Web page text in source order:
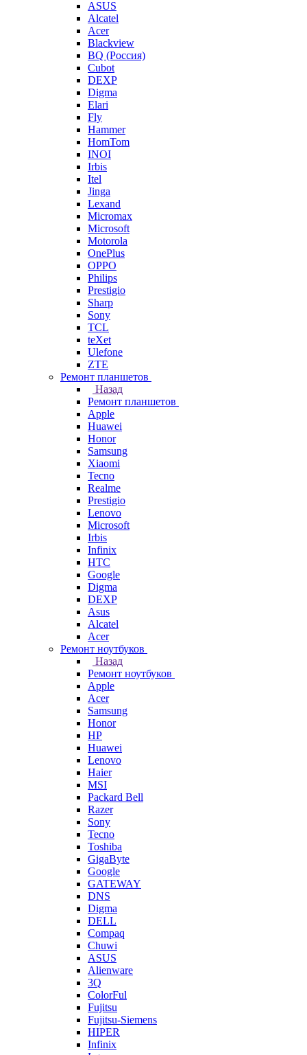
ASUS
Alcatel
Acer
Blackview
BQ (Россия)
Cubot
DEXP
Digma
Elari
Fly
Hammer
HomTom
INOI
Irbis
Itel
Jinga
Lexand
Micromax
Microsoft
Motorola
OnePlus
OPPO
Philips
Prestigio
Sharp
Sony
TCL
teXet
Ulefone
ZTE
Ремонт планшетов
Назад
Ремонт планшетов
Apple
Huawei
Honor
Samsung
Xiaomi
Tecno
Realme
Prestigio
Lenovo
Microsoft
Irbis
Infinix
HTC
Google
Digma
DEXP
Asus
Alcatel
Acer
Ремонт ноутбуков
Назад
Ремонт ноутбуков
Apple
Acer
Samsung
Honor
HP
Huawei
Lenovo
Haier
MSI
Packard Bell
Razer
Sony
Tecno
Toshiba
GigaByte
Google
GATEWAY
DNS
Digma
DELL
Compaq
Chuwi
ASUS
Alienware
3Q
ColorFul
Fujitsu
Fujitsu-Siemens
HIPER
Infinix